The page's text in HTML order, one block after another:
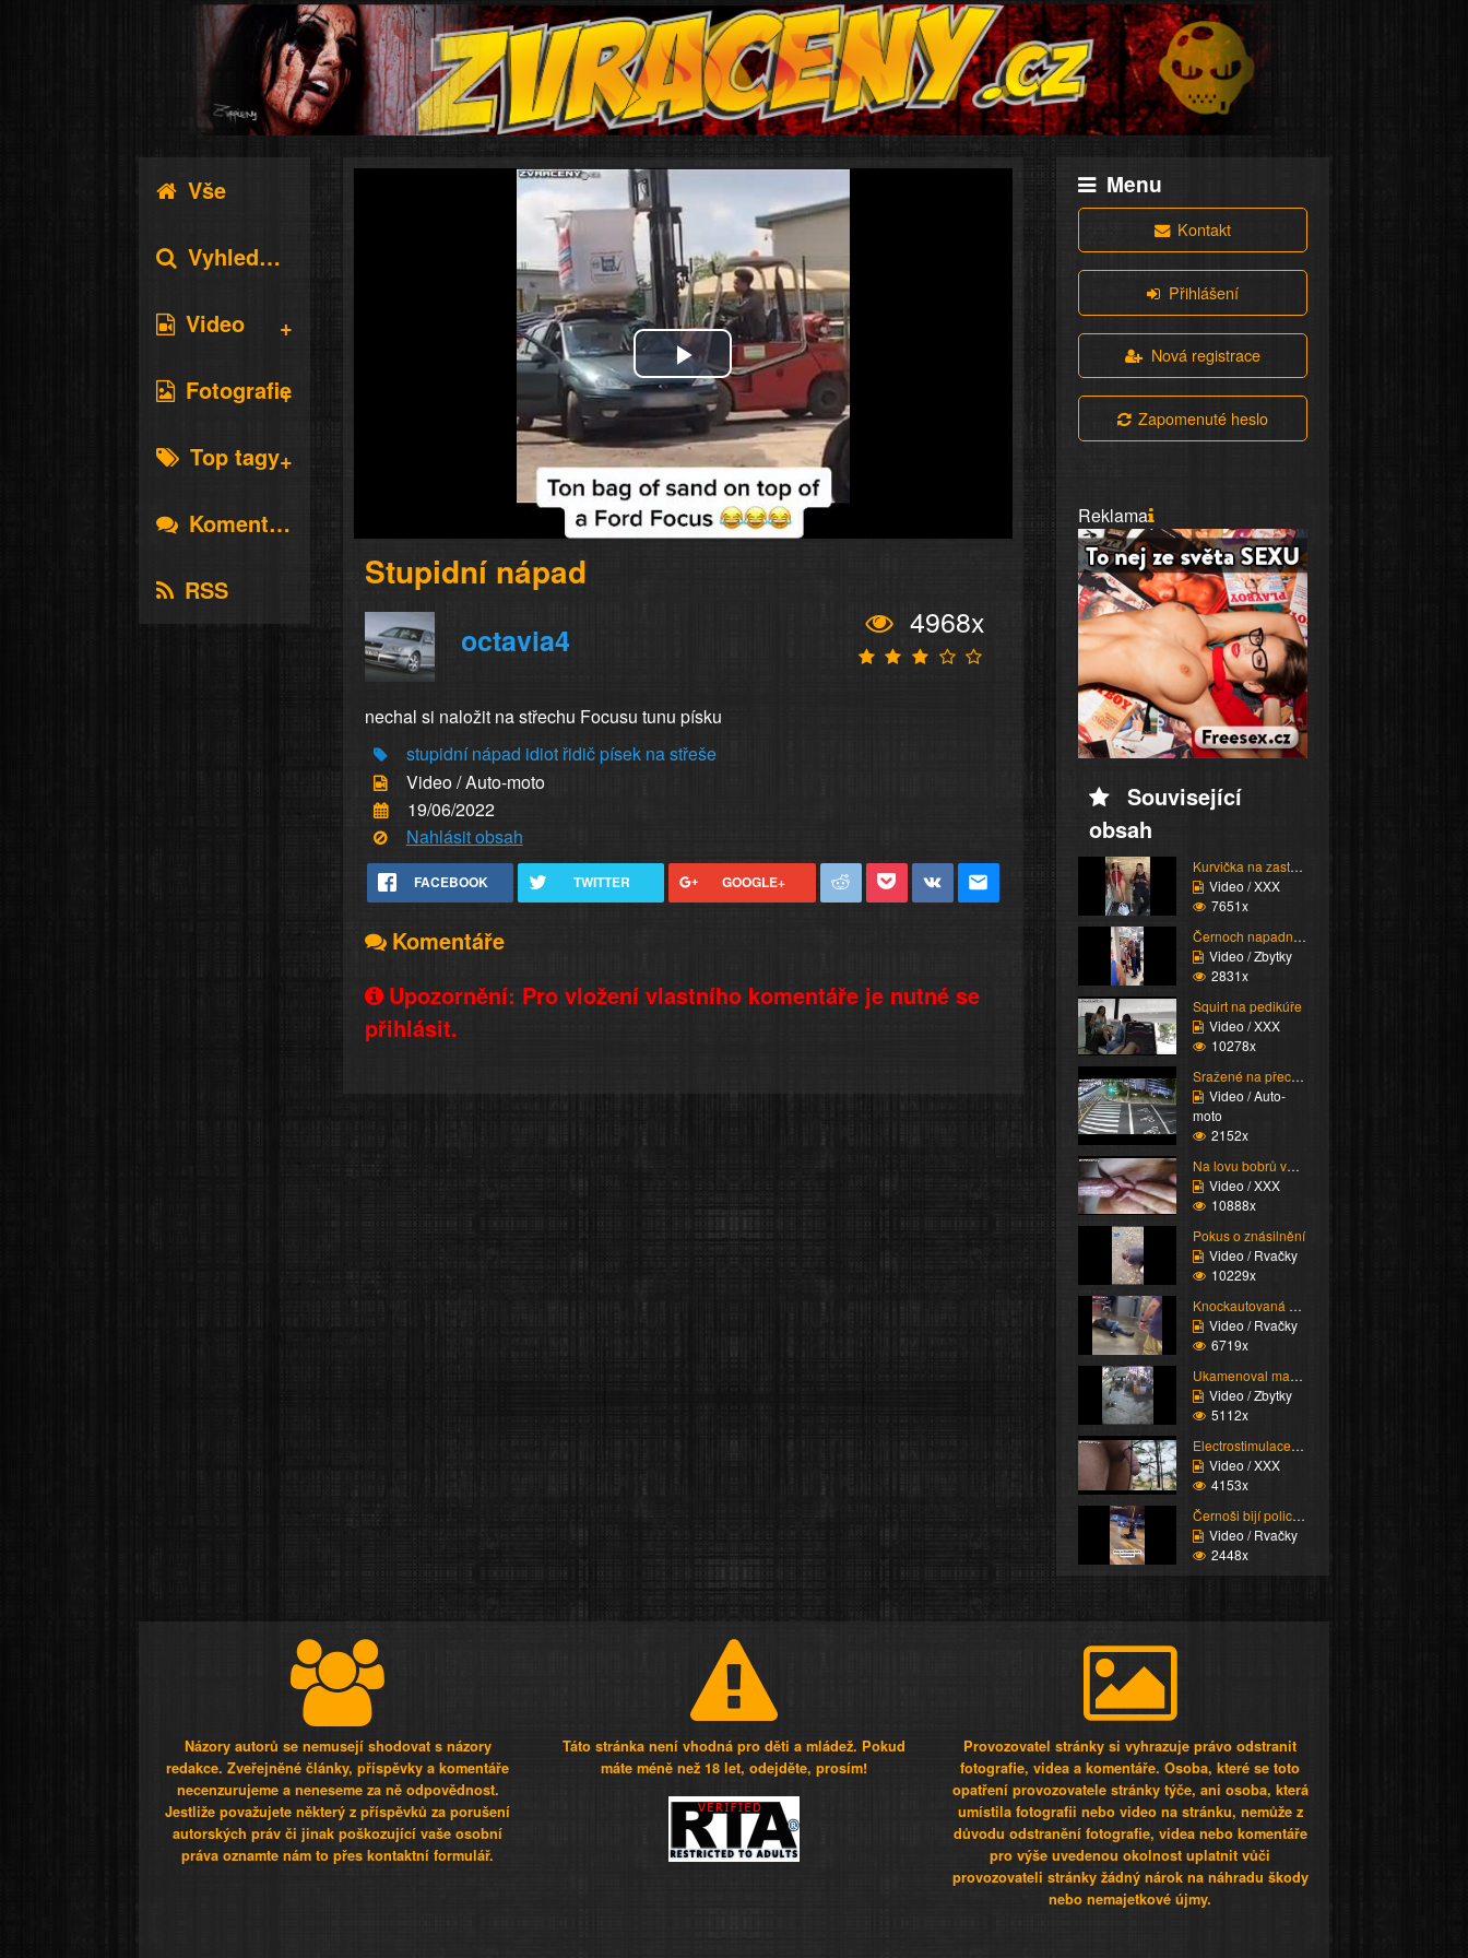
Vše
Vyhledávání
Video
Fotografie
Top tagy
Komentáře
RSS
Play
Video
Stupidní nápad
octavia4
4968x
nechal si naložit na střechu Focusu tunu písku
stupidní nápad idiotřidičpísek na střeše
Video / Auto-moto
19/06/2022
Nahlásit obsah
FACEBOOK TWITTER GOOGLE+
Komentáře
Upozornění: Pro vložení vlastního komentáře je nutné se
přihlásit.
Menu
Kontakt
Přihlášení
Nová registrace
Zapomenuté heslo
Reklama
Související
obsah
Kurvička na zastávce
Video / XXX
7651x
Černoch napadne stařen...
Video / Zbytky
2831x
Squirt na pedikúře
Video / XXX
10278x
Sražené na přechodu
Video / Auto-
moto
2152x
Na lovu bobrů vol.76
Video / XXX
10888x
Pokus o znásilnění
Video / Rvačky
10229x
Knockautovaná čúza
Video / Rvačky
6719x
Ukamenoval manželku
Video / Zbytky
5112x
Electrostimulace pinďo...
Video / XXX
4153x
Černoši bijí policisty
Video / Rvačky
2448x
Názory autorů se nemusejí shodovat s názory
redakce. Zveřejněné články, příspěvky a komentáře
necenzurujeme a neneseme za ně odpovědnost.
Jestliže považujete některý z příspěvků za porušení
autorských práv či jinak poškozující vaše osobní
práva oznamte nám to přes kontaktní formulář.
Táto stránka není vhodná pro děti a mládež. Pokud
máte méně než 18 let, odejděte, prosím!
Provozovatel stránky si vyhrazuje právo odstranit
fotografie, videa a komentáře. Osoba, které se toto
opatření provozovatele stránky týče, ani osoba, která
umístila fotografii nebo video na stránku, nemůže z
důvodu odstranění fotografie, videa nebo komentáře
pro výše uvedenou okolnost uplatnit vůči
provozovateli stránky žádný nárok na náhradu škody
nebo nemajetkové újmy.